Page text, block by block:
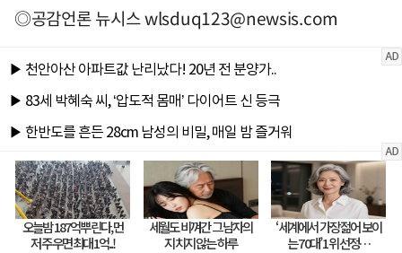
◎공감언론 뉴시스wlsduq123@newsis.com